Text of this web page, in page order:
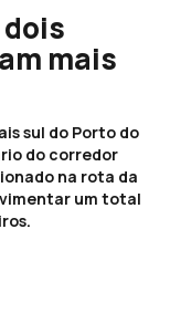
mais
sul do Porto do
do corredor
na rota da
um total